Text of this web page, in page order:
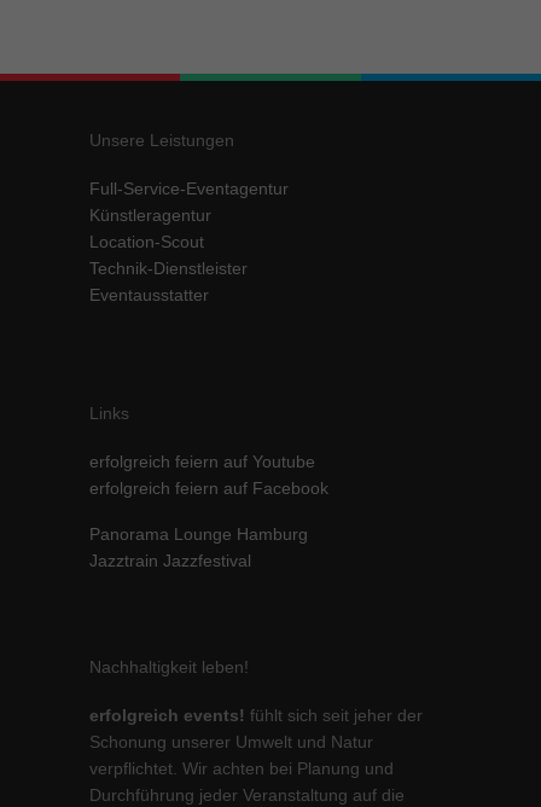
Unsere Leistungen
Full-Service-Eventagentur
Künstleragentur
Location-Scout
Technik-Dienstleister
Eventausstatter
Links
erfolgreich feiern auf Youtube
erfolgreich feiern auf Facebook
Panorama Lounge Hamburg
Jazztrain Jazzfestival
Nachhaltigkeit leben!
erfolgreich events! fühlt sich seit jeher der
Schonung unserer Umwelt und Natur
verpflichtet. Wir achten bei Planung und
Durchführung jeder Veranstaltung auf die